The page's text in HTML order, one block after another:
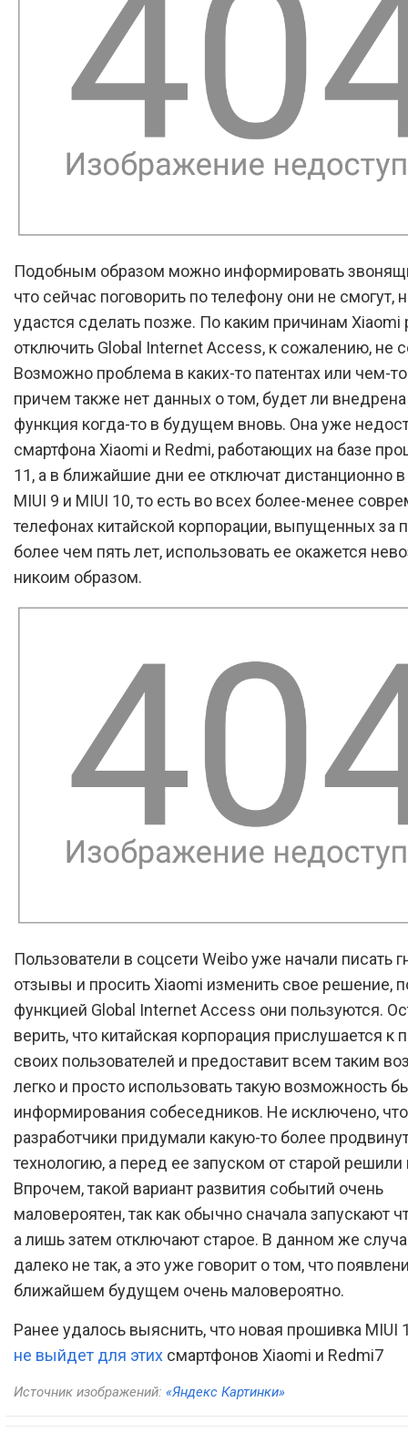
Подобным образом можно информировать
что сейчас поговорить по телефону они не смогут,
удастся сделать позже. По каким причинам Xiaomi
отключить Global Internet Access, к сожалению, не
Возможно проблема в каких-то патентах или чем-
причем также нет данных о том, будет ли внедрена
функция когда-то в будущем вновь. Она уже
смартфона Xiaomi и Redmi, работающих на базе
11, а в ближайшие дни ее отключат дистанционно
MIUI 9 и MIUI 10, то есть во всех более-менее
телефонах китайской корпорации, выпущенных за
более чем пять лет, использовать ее окажется
никоим образом.
Пользователи в соцсети Weibo уже начали писать
отзывы и просить Xiaomi изменить свое решение,
функцией Global Internet Access они пользуются.
верить, что китайская корпорация прислушается к
своих пользователей и предоставит всем таким
легко и просто использовать такую возможность
информирования собеседников. Не исключено, что
разработчики придумали какую-то более
технологию, а перед ее запуском от старой решили
Впрочем, такой вариант развития событий очень
маловероятен, так как обычно сначала запускают
а лишь затем отключают старое. В данном же
далеко не так, а это уже говорит о том, что
ближайшем будущем очень маловероятно.
Ранее удалось выяснить, что новая прошивка MIUI
не выйдет для этих смартфонов Xiaomi и Redmi7
Источник изображений: «Яндекс Картинки»